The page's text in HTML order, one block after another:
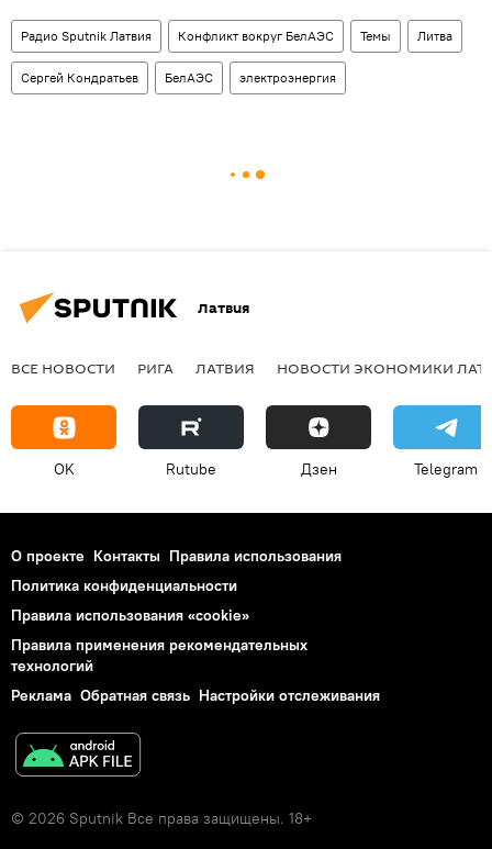
Радио Sputnik Латвия Конфликт вокруг БелАЭС Темы Литва
Сергей Кондратьев БелАЭС электроэнергия
Латвия
ВСЕ НОВОСТИ РИГА ЛАТВИЯ НОВОСТИ ЭКОНОМИКИ
OK Rutube Дзен Telegram
О проекте Контакты Правила использования
Политика конфиденциальности
Правила использования «cookie»
Правила применения рекомендательных
технологий
Реклама Обратная связь Настройки отслеживания
© 2026 Sputnik Все права защищены. 18+